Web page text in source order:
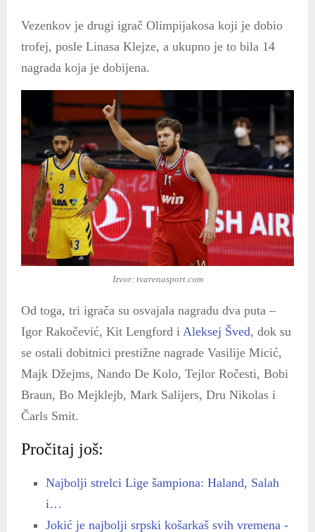
Vezenkov je drugi igrač Olimpijakosa koji je dobio
trofej, posle Linasa Klejze, a ukupno je to bila 14
nagrada koja je dobijena.
Izvor: tvarenasport.com
Od toga, tri igrača su osvajala nagradu dva puta –
Igor Rakočević, Kit Lengford i Aleksej Šved, dok su
se ostali dobitnici prestižne nagrade Vasilije Micić,
Majk Džejms, Nando De Kolo, Tejlor Ročesti, Bobi
Braun, Bo Mejklejb, Mark Salijers, Dru Nikolas i
Čarls Smit.
Pročitaj još:
Najbolji strelci Lige šampiona: Haland, Salah
i…
Jokić je najbolji srpski košarkaš svih vremena -